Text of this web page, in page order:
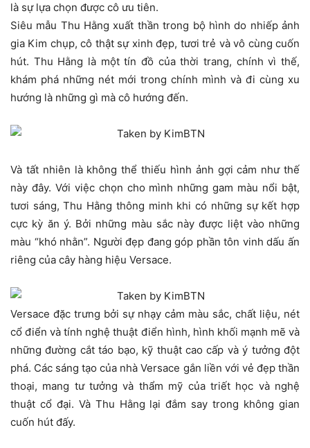
là sự lựa chọn được cô ưu tiên.
Siêu mẫu Thu Hằng xuất thần trong bộ hình do nhiếp ảnh
gia Kim chụp, cô thật sự xinh đẹp, tươi trẻ và vô cùng cuốn
hút. Thu Hằng là một tín đồ của thời trang, chính vì thế,
khám phá những nét mới trong chính mình và đi cùng xu
hướng là những gì mà cô hướng đến.
Và tất nhiên là không thể thiếu hình ảnh gợi cảm như thế
này đây. Với việc chọn cho mình những gam màu nổi bật,
tươi sáng, Thu Hằng thông minh khi có những sự kết hợp
cực kỳ ăn ý. Bởi những màu sắc này được liệt vào những
màu “khó nhằn”. Người đẹp đang góp phần tôn vinh dấu ấn
riêng của cây hàng hiệu Versace.
Versace đặc trưng bởi sự nhạy cảm màu sắc, chất liệu, nét
cổ điển và tính nghệ thuật điển hình, hình khối mạnh mẽ và
những đường cắt táo bạo, kỹ thuật cao cấp và ý tưởng đột
phá. Các sáng tạo của nhà Versace gắn liền với vẻ đẹp thần
thoại, mang tư tưởng và thẩm mỹ của triết học và nghệ
thuật cổ đại. Và Thu Hằng lại đắm say trong không gian
cuốn hút đấy.